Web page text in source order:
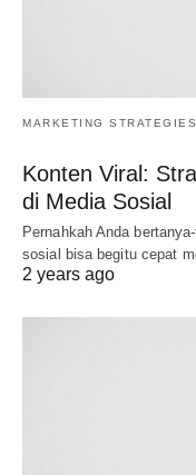
MARKETING STRATEGIES
Konten Viral:
di Media Sosial
Pernahkah Anda
sosial bisa begitu cepat
2 years ago